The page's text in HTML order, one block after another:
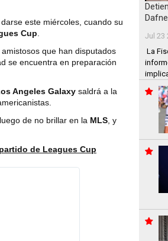
este miércoles, cuando su
Cup
amistosos que han disputados
se encuentra en preparación
Angeles Galaxy saldrá a la
de no brillar en la MLS , y
de Leagues Cup
Jul 23
La